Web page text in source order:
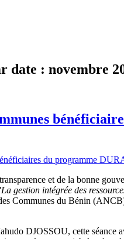
date : novembre
et de la bonne
gestion intégrée des
Communes du Bénin
DJOSSOU, cette séance